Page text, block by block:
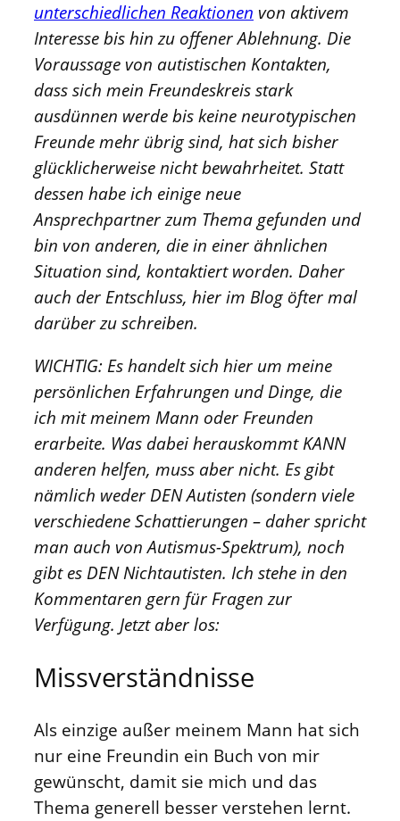
unterschiedlichen Reaktionen von aktivem
Interesse bis hin zu offener Ablehnung. Die
Voraussage von autistischen Kontakten,
dass sich mein Freundeskreis stark
ausdünnen werde bis keine neurotypischen
Freunde mehr übrig sind, hat sich bisher
glücklicherweise nicht bewahrheitet. Statt
dessen habe ich einige neue
Ansprechpartner zum Thema gefunden und
bin von anderen, die in einer ähnlichen
Situation sind, kontaktiert worden. Daher
auch der Entschluss, hier im Blog öfter mal
darüber zu schreiben.
WICHTIG: Es handelt sich hier um meine
persönlichen Erfahrungen und Dinge, die
ich mit meinem Mann oder Freunden
erarbeite. Was dabei herauskommt KANN
anderen helfen, muss aber nicht. Es gibt
nämlich weder DEN Autisten (sondern viele
verschiedene Schattierungen – daher spricht
man auch von Autismus-Spektrum), noch
gibt es DEN Nichtautisten. Ich stehe in den
Kommentaren gern für Fragen zur
Verfügung. Jetzt aber los:
Missverständnisse
Als einzige außer meinem Mann hat sich
nur eine Freundin ein Buch von mir
gewünscht, damit sie mich und das
Thema generell besser verstehen lernt.